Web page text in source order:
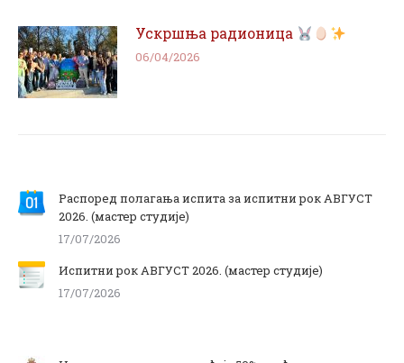
Ускршња радионица
06/04/2026
Распоред полагања испита за испитни рок АВГУСТ
2026. (мастер студије)
17/07/2026
Испитни рок АВГУСТ 2026. (мастер студије)
17/07/2026